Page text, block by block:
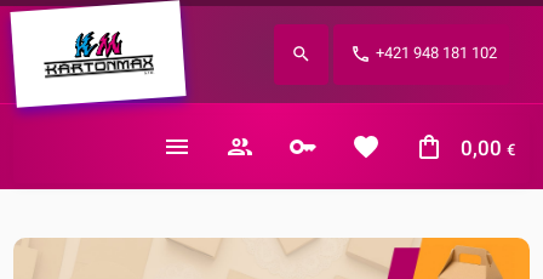
+421 948 181 102
0,00 €
Zabudnuté heslo?
E-mail